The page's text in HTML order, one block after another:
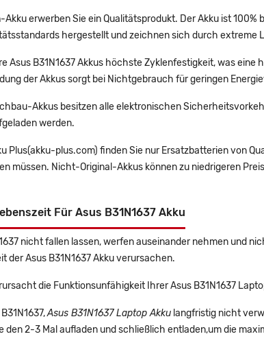
erwerben Sie ein Qualitätsprodukt. Der Akku ist
hergestellt und zeichnen sich durch extreme
Asus B31N1637 Akkus höchste Zyklenfestigkeit, was
der Akkus sorgt bei Nichtgebrauch für geringen
Akkus besitzen alle elektronischen
werden.
Plus(akku-plus.com) finden Sie nur Ersatzbatterien von
müssen. Nicht-Original-Akkus können zu niedrigeren
Für Asus B31N1637 Akku
nicht fallen lassen, werfen auseinander nehmen und
der Asus B31N1637 Akku verursachen.
die Funktionsunfähigkeit Ihrer Asus B31N1637
Asus B31N1637 Laptop Akku langfristig nicht
den 2-3 Mal aufladen und schließlich entladen,um die